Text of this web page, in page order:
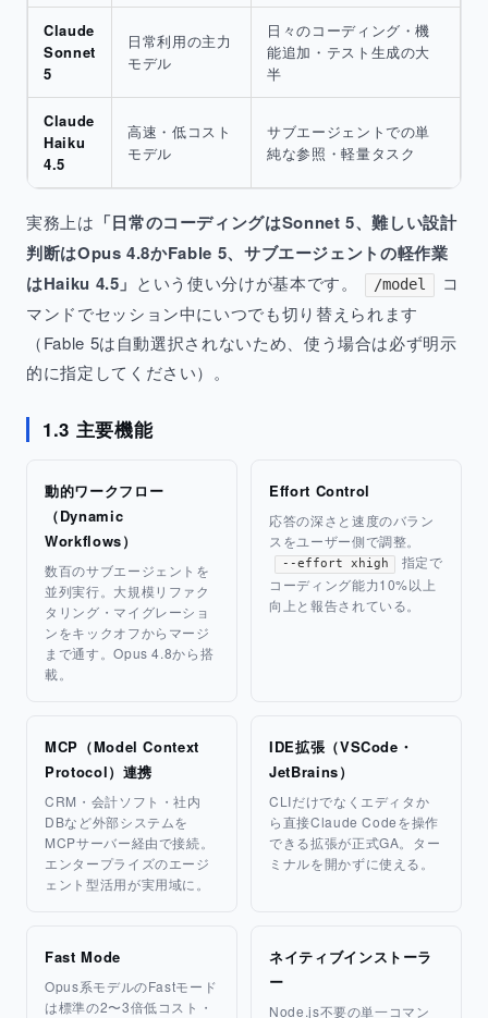
Claude
Sonnet
5
日常利用の主力
モデル
日々のコーディング・機
能追加・テスト生成の大
半
Claude
Haiku
4.5
高速・低コスト
モデル
サブエージェントでの単
純な参照・軽量タスク
実務上は 「日常のコーディングはSonnet 5、難しい設計
判断はOpus 4.8かFable 5、サブエージェントの軽作業
はHaiku 4.5」 という使い分けが基本です。 /model
コ
マンドでセッション中にいつでも切り替えられます
（Fable 5は自動選択されないため、使う場合は必ず明示
的に指定してください）。
1.3 主要機能
動的ワークフロー
（Dynamic
Workflows）
数百のサブエージェントを
並列実行。大規模リファク
タリング・マイグレーショ
ンをキックオフからマージ
まで通す。Opus 4.8から搭
載。
Effort Control
応答の深さと速度のバラン
スをユーザー側で調整。
--effort xhigh
指定で
コーディング能力10%以上
向上と報告されている。
MCP（Model Context
Protocol）連携
CRM・会計ソフト・社内
DBなど外部システムを
MCPサーバー経由で接続。
エンタープライズのエージ
ェント型活用が実用域に。
IDE拡張（VSCode・
JetBrains）
CLIだけでなくエディタか
ら直接Claude Codeを操作
できる拡張が正式GA。ター
ミナルを開かずに使える。
Fast Mode
Opus系モデルのFastモード
は標準の2〜3倍低コスト・
ネイティブインストーラ
ー
Node.js不要の単一コマン